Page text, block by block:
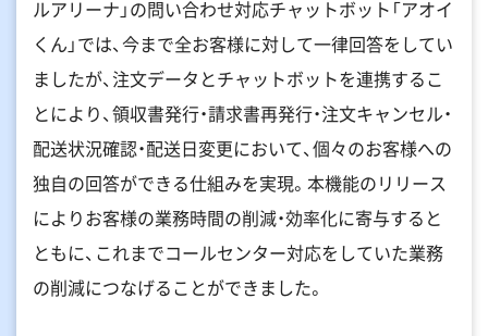
ルアリーナ」の問い合わせ対応チャットボット「アオイ
くん」では、今まで全お客様に対して一律回答をしてい
ましたが、注文データとチャットボットを連携するこ
とにより、領収書発行・請求書再発行・注文キャンセル・
配送状況確認・配送日変更において、個々のお客様への
独自の回答ができる仕組みを実現。本機能のリリース
によりお客様の業務時間の削減・効率化に寄与すると
ともに、これまでコールセンター対応をしていた業務
の削減につなげることができました。